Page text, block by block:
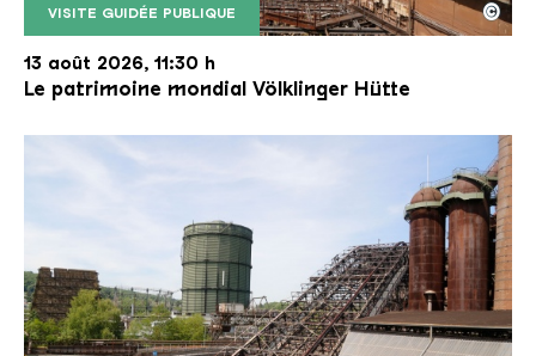
VISITE GUIDÉE PUBLIQUE
Le monte-charge incliné de la Völklinger Hütte
Copyright: Weltkulturerbe Völklinger Hütte | Karl
©
13 août 2026, 11:30 h
Le patrimoine mondial Völklinger Hütte